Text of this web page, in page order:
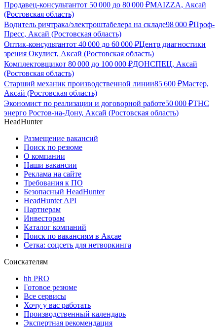
Продавец-консультантот 50 000 до 80 000 ₽MAIZZA, Аксай
(Ростовская область)
Водитель ричтрака/электроштабелера на складе98 000 ₽Проф-
Пресс, Аксай (Ростовская область)
Оптик-консультантот 40 000 до 60 000 ₽Центр диагностики
зрения Окулист, Аксай (Ростовская область)
Комплектовщикот 80 000 до 100 000 ₽ДОНСПЕЦ, Аксай
(Ростовская область)
Старший механик производственной линии85 600 ₽Мастер,
Аксай (Ростовская область)
Экономист по реализации и договорной работе50 000 ₽ТНС
энерго Ростов-на-Дону, Аксай (Ростовская область)
HeadHunter
Размещение вакансий
Поиск по резюме
О компании
Наши вакансии
Реклама на сайте
Требования к ПО
Безопасный HeadHunter
HeadHunter API
Партнерам
Инвесторам
Каталог компаний
Поиск по вакансиям в Аксае
Сетка: соцсеть для нетворкинга
Соискателям
hh PRO
Готовое резюме
Все сервисы
Хочу у вас работать
Производственный календарь
Экспертная рекомендация